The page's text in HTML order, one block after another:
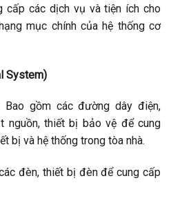
cấp các dịch vụ và tiện ích cho
mục chính của hệ thống cơ
System)
Bao gồm các đường dây điện,
nguồn, thiết bị bảo vệ để cung
bị và hệ thống trong tòa nhà.
đèn, thiết bị đèn để cung cấp